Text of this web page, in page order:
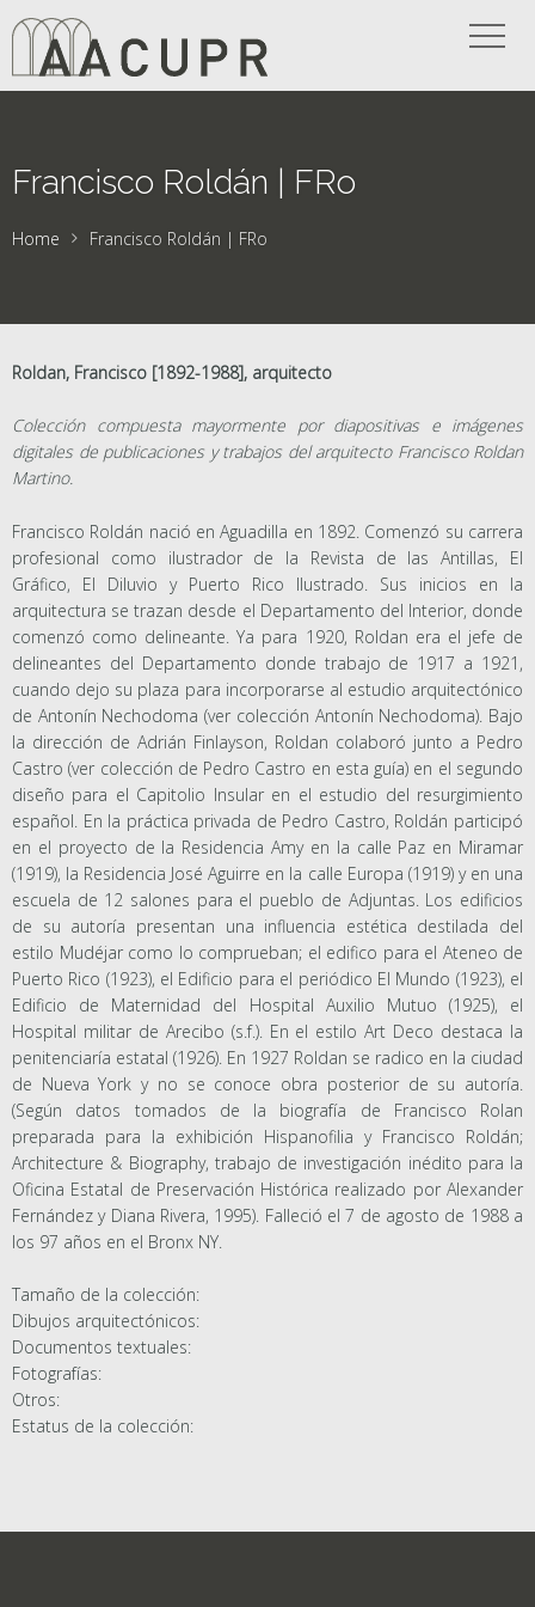
Francisco Roldán | FRo
Home Francisco Roldán | FRo
Roldan, Francisco [1892-1988], arquitecto
Colección compuesta mayormente por diapositivas e imágenes
digitales de publicaciones y trabajos del arquitecto Francisco Roldan
Martino.
Francisco Roldán nació en Aguadilla en 1892. Comenzó su carrera
profesional como ilustrador de la Revista de las Antillas, El
Gráfico, El Diluvio y Puerto Rico Ilustrado. Sus inicios en la
arquitectura se trazan desde el Departamento del Interior, donde
comenzó como delineante. Ya para 1920, Roldan era el jefe de
delineantes del Departamento donde trabajo de 1917 a 1921,
cuando dejo su plaza para incorporarse al estudio arquitectónico
de Antonín Nechodoma (ver colección Antonín Nechodoma). Bajo
la dirección de Adrián Finlayson, Roldan colaboró junto a Pedro
Castro (ver colección de Pedro Castro en esta guía) en el segundo
diseño para el Capitolio Insular en el estudio del resurgimiento
español. En la práctica privada de Pedro Castro, Roldán participó
en el proyecto de la Residencia Amy en la calle Paz en Miramar
(1919), la Residencia José Aguirre en la calle Europa (1919) y en una
escuela de 12 salones para el pueblo de Adjuntas. Los edificios
de su autoría presentan una influencia estética destilada del
estilo Mudéjar como lo comprueban; el edifico para el Ateneo de
Puerto Rico (1923), el Edificio para el periódico El Mundo (1923), el
Edificio de Maternidad del Hospital Auxilio Mutuo (1925), el
Hospital militar de Arecibo (s.f.). En el estilo Art Deco destaca la
penitenciaría estatal (1926). En 1927 Roldan se radico en la ciudad
de Nueva York y no se conoce obra posterior de su autoría.
(Según datos tomados de la biografía de Francisco Rolan
preparada para la exhibición Hispanofilia y Francisco Roldán;
Architecture & Biography, trabajo de investigación inédito para la
Oficina Estatal de Preservación Histórica realizado por Alexander
Fernández y Diana Rivera, 1995). Falleció el 7 de agosto de 1988 a
los 97 años en el Bronx NY.
Tamaño de la colección:
Dibujos arquitectónicos:
Documentos textuales:
Fotografías:
Otros:
Estatus de la colección: